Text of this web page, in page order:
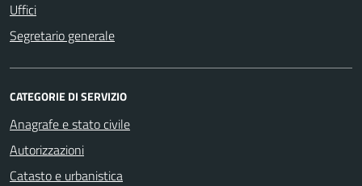
Uffici
Segretario generale
CATEGORIE DI SERVIZIO
Anagrafe e stato civile
Autorizzazioni
Catasto e urbanistica